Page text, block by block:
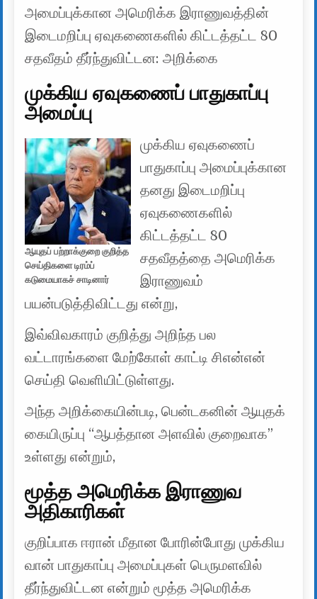
அமைப்புக்கான அமெரிக்க இராணுவத்தின்
இடைமறிப்பு ஏவுகணைகளில் கிட்டத்தட்ட 80
சதவீதம் தீர்ந்துவிட்டன: அறிக்கை
முக்கிய ஏவுகணைப் பாதுகாப்பு
அமைப்பு
ஆயுதப் பற்றாக்குறை குறித்த
செய்திகளை டிரம்ப்
கடுமையாகச் சாடினார்
முக்கிய ஏவுகணைப்
பாதுகாப்பு அமைப்புக்கான
தனது இடைமறிப்பு
ஏவுகணைகளில்
கிட்டத்தட்ட 80
சதவீதத்தை அமெரிக்க
இராணுவம்
பயன்படுத்திவிட்டது என்று,
இவ்விவகாரம் குறித்து அறிந்த பல
வட்டாரங்களை மேற்கோள் காட்டி சிஎன்என்
செய்தி வெளியிட்டுள்ளது.
அந்த அறிக்கையின்படி, பென்டகனின் ஆயுதக்
கையிருப்பு “ஆபத்தான அளவில் குறைவாக”
உள்ளது என்றும்,
மூத்த அமெரிக்க இராணுவ
அதிகாரிகள்
குறிப்பாக ஈரான் மீதான போரின்போது முக்கிய
வான் பாதுகாப்பு அமைப்புகள் பெருமளவில்
தீர்ந்துவிட்டன என்றும் மூத்த அமெரிக்க